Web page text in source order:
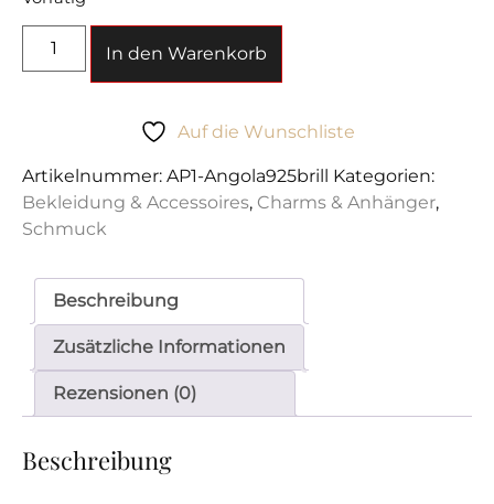
In den Warenkorb
Auf die Wunschliste
Artikelnummer: AP1-Angola925brill
Kategorien:
Bekleidung & Accessoires, Charms & Anhänger,
Schmuck
Beschreibung
Zusätzliche Informationen
Rezensionen (0)
Beschreibung